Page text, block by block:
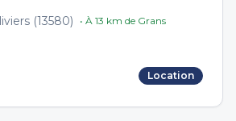
(13580) • À 13 km de Grans
Location